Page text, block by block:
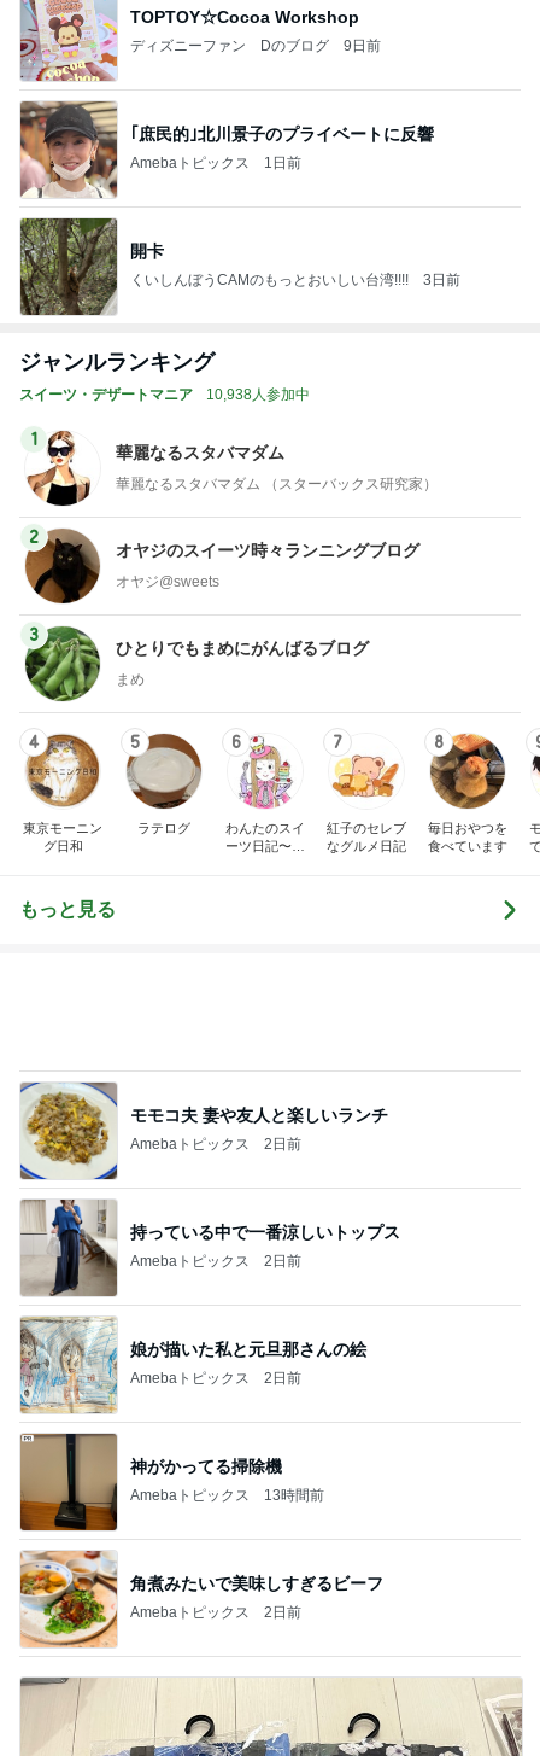
TOPTOY☆Cocoa Workshop
ディズニーファン Dのブログ 9日前
｢庶民的｣北川景子のプライベートに反響
Amebaトピックス 1日前
開卡
くいしんぼうCAMのもっとおいしい台湾!!!! 3日前
ジャンルランキング
スイーツ・デザートマニア 10,938人参加中
1
華麗なるスタバマダム
華麗なるスタバマダム （スターバックス研究家）
2
オヤジのスイーツ時々ランニングブログ
オヤジ@sweets
3
ひとりでもまめにがんばるブログ
まめ
4
東京モーニン
グ日和
5
ラテログ
6
わんたのスイ
ーツ日記〜小
7
紅子のセレブ
なグルメ日記
8
毎日おやつを
食べています
もっと見る
モモコ夫 妻や友人と楽しいランチ
Amebaトピックス 2日前
持っている中で一番涼しいトップス
Amebaトピックス 2日前
娘が描いた私と元旦那さんの絵
Amebaトピックス 2日前
神がかってる掃除機
Amebaトピックス 13時間前
角煮みたいで美味しすぎるビーフ
Amebaトピックス 2日前